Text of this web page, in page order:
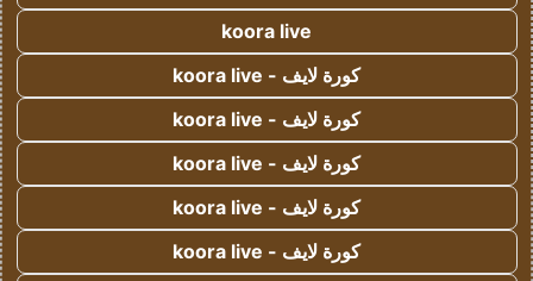
koora live
كورة لايف - koora live
كورة لايف - koora live
كورة لايف - koora live
كورة لايف - koora live
كورة لايف - koora live